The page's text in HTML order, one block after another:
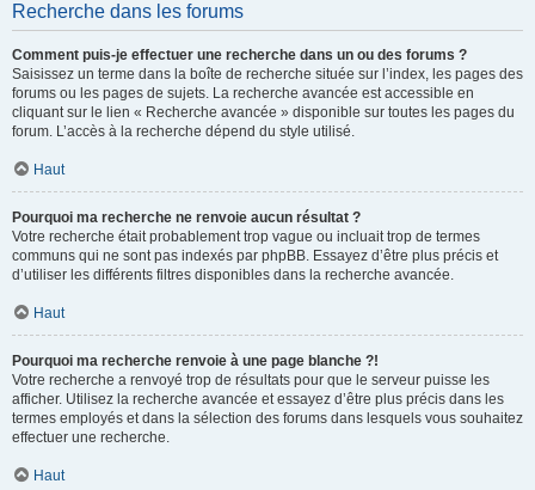
Recherche dans les forums
Comment puis-je effectuer une recherche dans un ou des forums ?
Saisissez un terme dans la boîte de recherche située sur l’index, les pages des
forums ou les pages de sujets. La recherche avancée est accessible en
cliquant sur le lien « Recherche avancée » disponible sur toutes les pages du
forum. L’accès à la recherche dépend du style utilisé.
Haut
Pourquoi ma recherche ne renvoie aucun résultat ?
Votre recherche était probablement trop vague ou incluait trop de termes
communs qui ne sont pas indexés par phpBB. Essayez d’être plus précis et
d’utiliser les différents filtres disponibles dans la recherche avancée.
Haut
Pourquoi ma recherche renvoie à une page blanche ?!
Votre recherche a renvoyé trop de résultats pour que le serveur puisse les
afficher. Utilisez la recherche avancée et essayez d’être plus précis dans les
termes employés et dans la sélection des forums dans lesquels vous souhaitez
effectuer une recherche.
Haut